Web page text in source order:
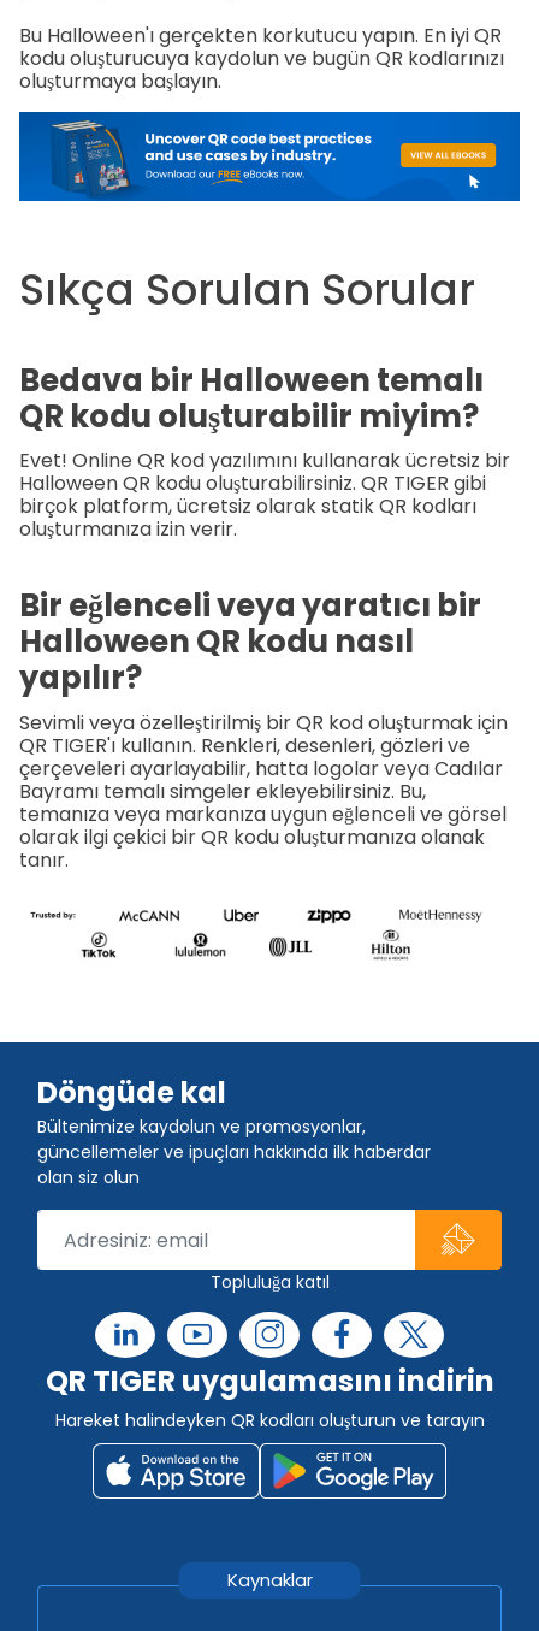
Bu Halloween'ı gerçekten korkutucu yapın. En iyi QR
kodu oluşturucuya kaydolun ve bugün QR kodlarınızı
oluşturmaya başlayın.
Sıkça Sorulan Sorular
Bedava bir Halloween temalı
QR kodu oluşturabilir miyim?
Evet! Online QR kod yazılımını kullanarak ücretsiz bir
Halloween QR kodu oluşturabilirsiniz. QR TIGER gibi
birçok platform, ücretsiz olarak statik QR kodları
oluşturmanıza izin verir.
Bir eğlenceli veya yaratıcı bir
Halloween QR kodu nasıl
yapılır?
Sevimli veya özelleştirilmiş bir QR kod oluşturmak için
QR TIGER'ı kullanın. Renkleri, desenleri, gözleri ve
çerçeveleri ayarlayabilir, hatta logolar veya Cadılar
Bayramı temalı simgeler ekleyebilirsiniz. Bu,
temanıza veya markanıza uygun eğlenceli ve görsel
olarak ilgi çekici bir QR kodu oluşturmanıza olanak
tanır.
Döngüde kal
Bültenimize kaydolun ve promosyonlar,
güncellemeler ve ipuçları hakkında ilk haberdar
olan siz olun
Topluluğa katıl
QR TIGER uygulamasını indirin
Hareket halindeyken QR kodları oluşturun ve tarayın
Kaynaklar